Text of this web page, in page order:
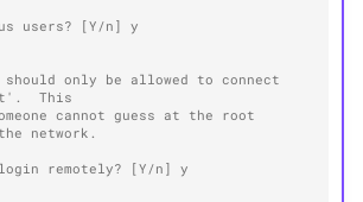
users? [Y/n] y
only be allowed to connect
This
cannot guess at the root
network.
remotely? [Y/n] y